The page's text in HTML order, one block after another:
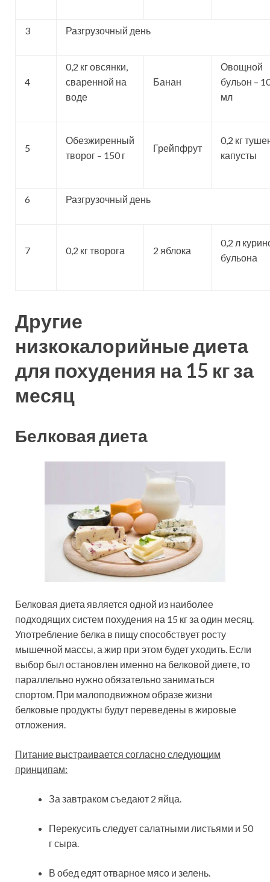
3 Разгрузочный день
4
0,2 кг овсянки,
сваренной на
воде
Банан
Овощной
бульон –
мл
5
Обезжиренный
творог – 150 г
Грейпфрут
0,2 кг
капусты
6 Разгрузочный день
7 0,2 кг творога 2 яблока
0,2 л
бульона
Другие
низкокалорийные диета
для похудения на 15 кг за
месяц
Белковая диета
Белковая диета является одной из наиболее
подходящих систем похудения на 15 кг за один месяц.
Употребление белка в пищу способствует росту
мышечной массы, а жир при этом будет уходить. Если
выбор был остановлен именно на белковой диете, то
параллельно нужно обязательно заниматься
спортом. При малоподвижном образе жизни
белковые продукты будут переведены в жировые
отложения.
Питание выстраивается согласно следующим
принципам:
За завтраком съедают 2 яйца.
Перекусить следует салатными листьями и 50
г сыра.
В обед едят отварное мясо и зелень.